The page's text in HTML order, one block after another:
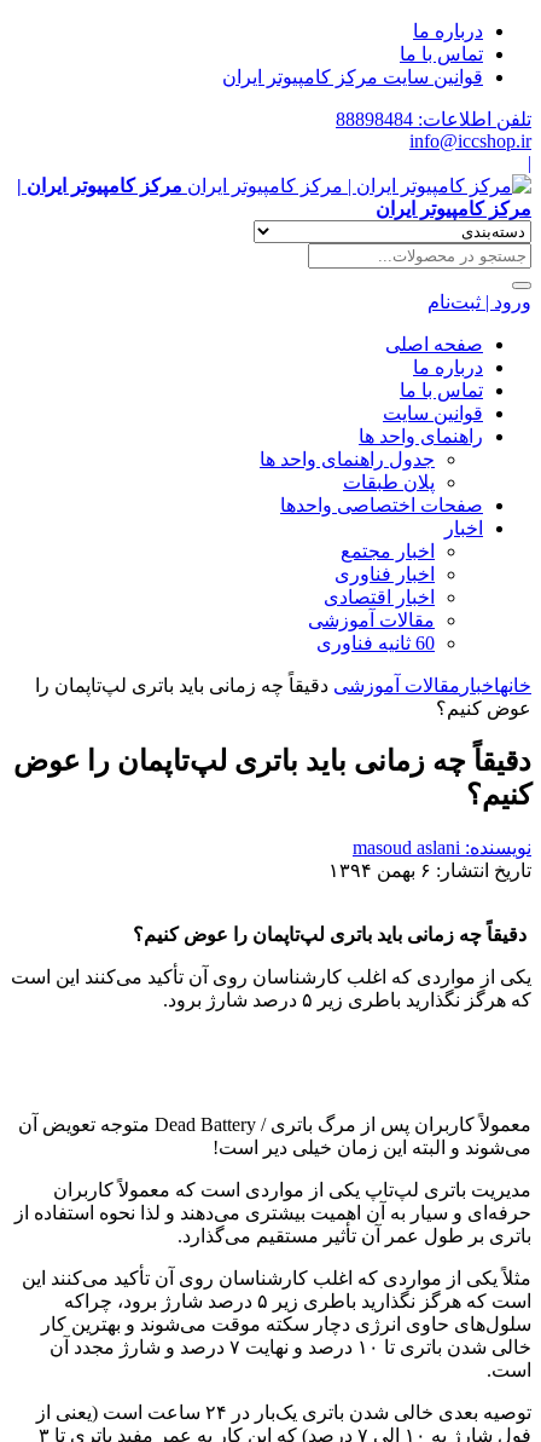
درباره ما
تماس با ما
قوانین سایت مرکز کامپیوتر ایران
تلفن اطلاعات: 88898484
info@iccshop.ir
|
مرکز کامپیوتر ایران |
مرکز کامپیوتر ایران
ورود | ثبت‌نام
صفحه اصلی
درباره ما
تماس با ما
قوانین سایت
راهنمای واحد ها
جدول راهنمای واحد ها
پلان طبقات
صفحات اختصاصی واحدها
اخبار
اخبار مجتمع
اخبار فناوری
اخبار اقتصادی
مقالات آموزشی
60 ثانیه فناوری
خانهاخبار مقالات آموزشی دقیقاً چه زمانی باید باتری لپ‌تاپمان را
عوض کنیم؟
دقیقاً چه زمانی باید باتری لپ‌تاپمان را عوض
کنیم؟
نویسنده: masoud aslani
تاریخ انتشار: ۶ بهمن ۱۳۹۴
دقیقاً چه زمانی باید باتری لپ‌تاپمان را عوض کنیم؟
یکی از مواردی که اغلب کارشناسان روی آن تأکید می‌کنند این است
که هرگز نگذارید باطری زیر ۵ درصد شارژ برود.
معمولاً کاربران پس از مرگ باتری / Dead Battery متوجه تعویض آن
می‌شوند و البته این زمان خیلی دیر است!
مدیریت باتری لپ‌تاپ یکی از مواردی است که معمولاً کاربران
حرفه‌ای و سیار به آن اهمیت بیشتری می‌دهند و لذا نحوه استفاده از
باتری بر طول عمر آن تأثیر مستقیم می‌گذارد.
مثلاً یکی از مواردی که اغلب کارشناسان روی آن تأکید می‌کنند این
است که هرگز نگذارید باطری زیر ۵ درصد شارژ برود، چراکه
سلول‌های حاوی انرژی دچار سکته موقت می‌شوند و بهترین کار
خالی شدن باتری تا ۱۰ درصد و نهایت ۷ درصد و شارژ مجدد آن
است.
توصیه بعدی خالی شدن باتری یک‌بار در ۲۴ ساعت است (یعنی از
فول شارژ به ۱۰ الی ۷ درصد) که این کار به عمر مفید باتری تا ۳